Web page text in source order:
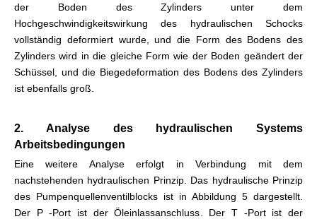
der Boden des Zylinders unter dem
Hochgeschwindigkeitswirkung des hydraulischen Schocks
vollständig deformiert wurde, und die Form des Bodens des
Zylinders wird in die gleiche Form wie der Boden geändert der
Schüssel, und die Biegedeformation des Bodens des Zylinders
ist ebenfalls groß.
2. Analyse des hydraulischen Systems
Arbeitsbedingungen
Eine weitere Analyse erfolgt in Verbindung mit dem
nachstehenden hydraulischen Prinzip. Das hydraulische Prinzip
des Pumpenquellenventilblocks ist in Abbildung 5 dargestellt.
Der P -Port ist der Öleinlassanschluss. Der T -Port ist der